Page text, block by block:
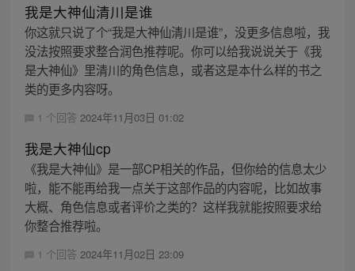
我是大神仙清川是谁
你这就只说了个“我是大神仙清川是谁”，没更多信息啦，我
没法按照要求整合润色推荐呢。你可以给我说说关于《我
是大神仙》里清川的角色信息，或者这是本什么样的书之
类的更多内容呀。
1 个回答 2024年11月03日 01:02
我是大神仙cp
《我是大神仙》是一部CP相关的作品，但你给的信息太少
啦，能不能再给我一点关于这部作品的内容呢，比如故事
大概、角色信息或者评价之类的？这样我就能按照要求给
你整合推荐啦。
1 个回答 2024年11月02日 23:09